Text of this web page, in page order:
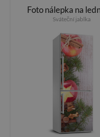
Foto nálepka na
Sváteční jablka